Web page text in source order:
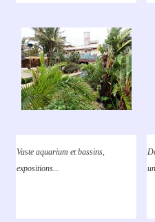
Vaste aquarium et bassins,
expositions...